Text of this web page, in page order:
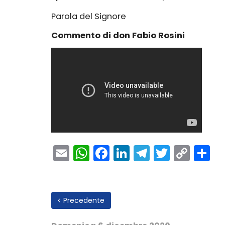
Parola del Signore
Commento di don Fabio Rosini
EmailWhatsApp
Facebook
LinkedIn
Telegram
Twitter
Copy
Link
Precedente